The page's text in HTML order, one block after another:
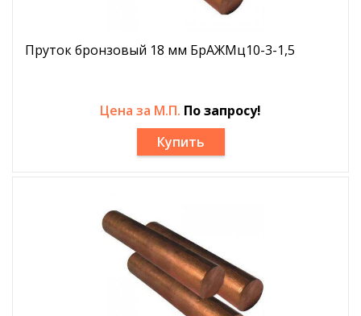
Пруток бронзовый 18 мм БрАЖМц10-3-1,5
Цена за М.П. По запросу!
Купить